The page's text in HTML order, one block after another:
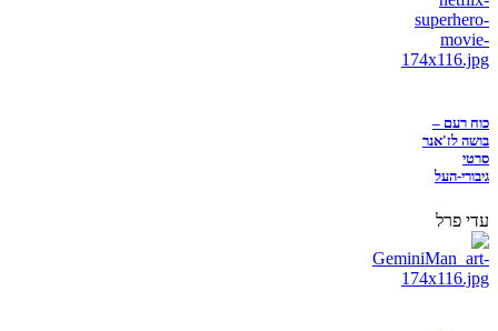
כוח רעם –
בושה לז'אנר
סרטי
גיבורי-העל
עדי פרל